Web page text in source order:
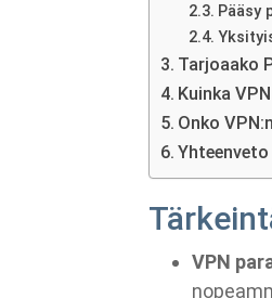
Pääsy
Tarjoaako
Kuinka
Onko
Yhteenveto
VPN